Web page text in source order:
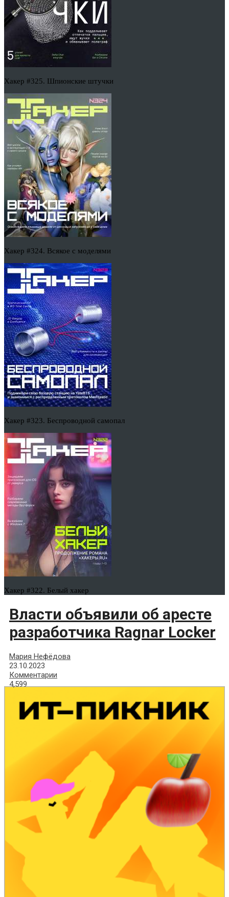
Хакер #325. Шпионские штучки
Хакер #324. Всякое с моделями
Хакер #323. Беспроводной самопал
Хакер #322. Белый хакер
Власти объявили об аресте
разработчика Ragnar Locker
Мария Нефёдова
23.10.2023
Комментарии
4,599